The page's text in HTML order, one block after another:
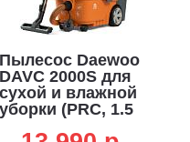
Пылесос Daewoo
DAVC 2000S для
сухой и влажной
уборки (PRC, 1.5